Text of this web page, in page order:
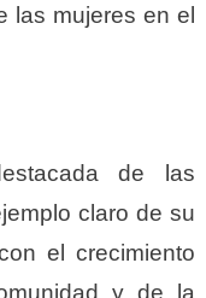
las mujeres en el
de las
claro de su
el crecimiento
y de la